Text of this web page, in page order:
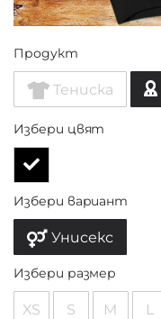
Продукт
Тениска
Избери цвят
Избери вариант
Унисекс
Избери размер
XS S M L